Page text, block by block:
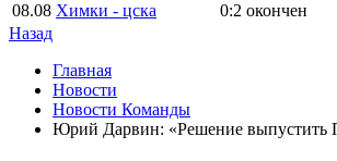
08.08 Химки - цска 0:2 окончен
Назад
Главная
Новости
Новости Команды
Юрий Дарвин: «Решение выпустить